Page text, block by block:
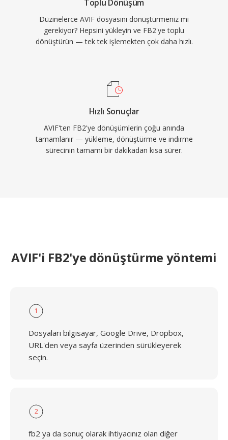
Toplu Dönüşüm
Düzinelerce AVIF dosyasını dönüştürmeniz mi
gerekiyor? Hepsini yükleyin ve FB2'ye toplu
dönüştürün — tek tek işlemekten çok daha hızlı.
Hızlı Sonuçlar
AVIF'ten FB2'ye dönüşümlerin çoğu anında
tamamlanır — yükleme, dönüştürme ve indirme
sürecinin tamamı bir dakikadan kısa sürer.
AVIF'i FB2'ye dönüştürme yöntemi
1
Dosyaları bilgisayar, Google Drive, Dropbox,
URL'den veya sayfa üzerinden sürükleyerek
seçin.
2
fb2 ya da sonuç olarak ihtiyacınız olan diğer